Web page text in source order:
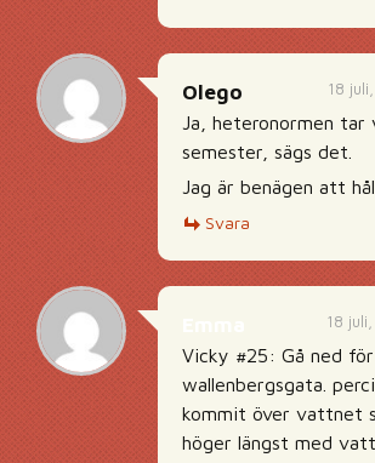
18
Olego
Ja, heteronormen tar
semester, sägs det.
Jag är benägen att
Svara
18
Vicky #25: Gå ned
wallenbergsgata.
kommit över vattnet
höger längst med